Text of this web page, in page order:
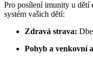
Pro posílení imunity u dětí
systém vašich dětí:
Zdravá strava:
Pohyb a venkovní